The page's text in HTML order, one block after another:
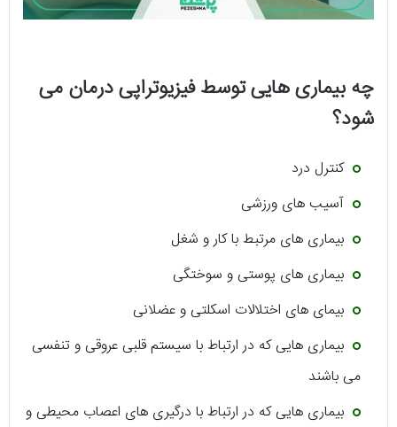
چه بیماری هایی توسط فیزیوتراپی درمان می
شود؟
کنترل درد
آسیب های ورزشی
بیماری های مرتبط با کار و شغل
بیماری های پوستی و سوختگی
بیمای های اختلالات اسکلتی و عضلانی
بیماری هایی که در ارتباط با سیستم قلبی عروقی و تنفسی
می باشند
بیماری هایی که در ارتباط با درگیری های اعصاب محیطی و